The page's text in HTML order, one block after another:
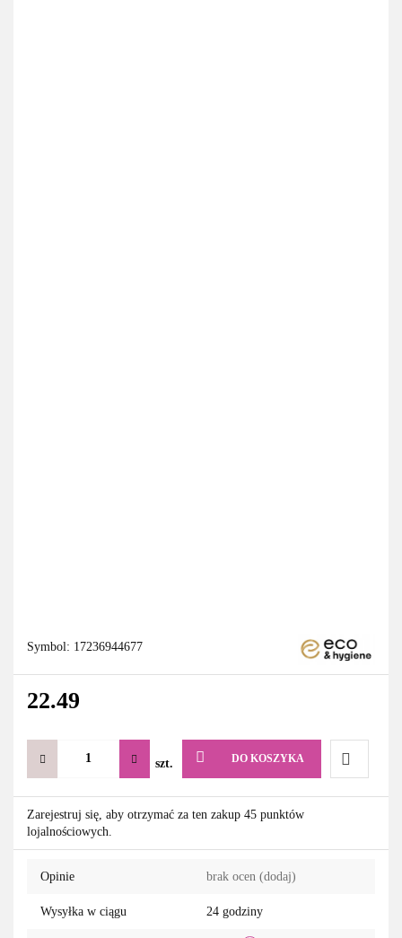
Symbol: 17236944677
22.49
szt. DO KOSZYKA
Do
Zarejestruj się, aby otrzymać za ten zakup 45 punktów
lojalnościowych.
Opinie brak ocen (dodaj)
Wysyłka w ciągu 24 godziny